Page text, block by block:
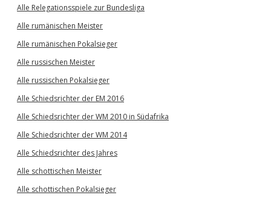
Alle Relegationsspiele zur Bundesliga
Alle rumänischen Meister
Alle rumänischen Pokalsieger
Alle russischen Meister
Alle russischen Pokalsieger
Alle Schiedsrichter der EM 2016
Alle Schiedsrichter der WM 2010 in Südafrika
Alle Schiedsrichter der WM 2014
Alle Schiedsrichter des Jahres
Alle schottischen Meister
Alle schottischen Pokalsieger